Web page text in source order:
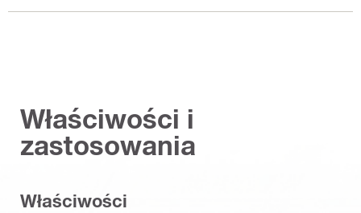
Właściwości i
zastosowania
Właściwości